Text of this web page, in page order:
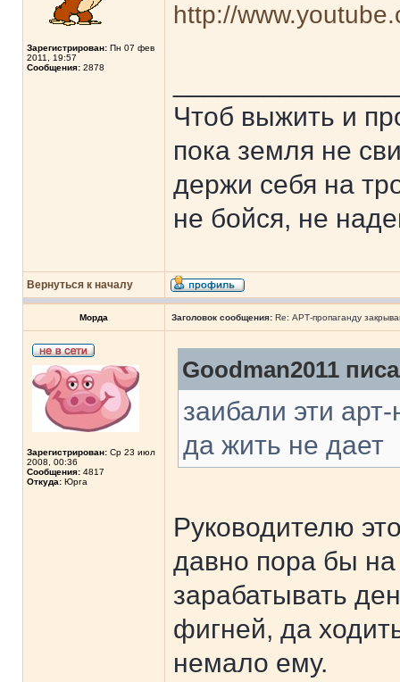
Зарегистрирован: Пн 07 фев
2011, 19:57
Сообщения: 2878
http://
Чтоб выжить и
пока земля не
держи себя на
не бойся, не
Вернуться к началу
Морда Заголовок сообщения: Re: АРТ-пропаганду
Зарегистрирован: Ср 23 июл
2008, 00:36
Сообщения: 4817
Откуда: Юрга
Goodman2011
заибали эти
да жить не дает
Руководителю
давно пора бы
зарабатывать
фигней, да
немало ему.